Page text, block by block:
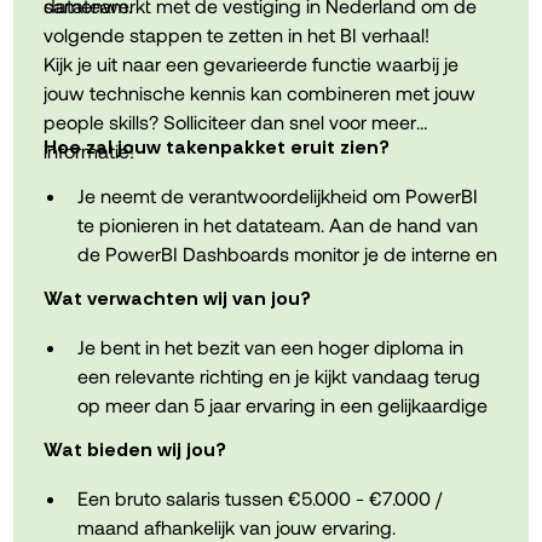
waaronder een groeps- en
hospitalisatieverzekering.
Een laptop en smartphone van de zaak, zodat je
beschikt over de juiste tools om je job efficiënt
De kans om jezelf verder te ontwikkelen dankzij
opleidingen, certificeringen, begeleiding en een
omgeving waarin jouw groei centraal staat.
datateam.
samenwerkt met de vestiging in Nederland om de
volgende stappen te zetten in het BI verhaal!
Kijk je uit naar een gevarieerde functie waarbij je
jouw technische kennis kan combineren met jouw
people skills? Solliciteer dan snel voor meer
informatie!
Hoe zal jouw takenpakket eruit zien?
Je neemt de verantwoordelijkheid om PowerBI
te pionieren in het datateam. Aan de hand van
de PowerBI Dashboards monitor je de interne en
Vanuit een coachende rol maak je de juniors
wegwijs in PowerBI. Je bent ook het
aanspreekpunt in de wisselwerking met de
Nederlandse afdeling.
op.
Je stippelt een duidelijk plan uit voor de BI-
Wat verwachten wij van jou?
Je bent in het bezit van een hoger diploma in
een relevante richting en je kijkt vandaag terug
op meer dan 5 jaar ervaring in een gelijkaardige
Je gaat op een analytische en gestructureerde
manier te werk en je kan goed prioriteiten
stellen.
Wat bieden wij jou?
Een bruto salaris tussen €5.000 - €7.000 /
maand afhankelijk van jouw ervaring.